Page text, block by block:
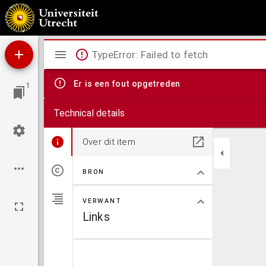
Stable economy : a treatise on the management of horses, in relation to stabling,
1
Mirador
viewer
TypeError: Failed to fetch
Er is een fout opgetreden
Technical details
Over dit item
BRON
VERWANT
Links